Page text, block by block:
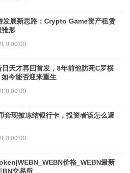
发展新思路：Crypto Game资产租赁
雏形
0:00:00
天才再回首发，8年前他防死C罗横
今能否迎来重生
0:00:00
套现被冻结银行卡，投资者该怎么避
0:00:00
价格_WEBN最新
交易所